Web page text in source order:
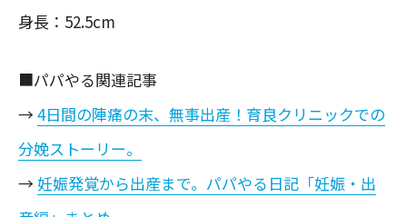
身長：52.5cm
■パパやる関連記事
→4日間の陣痛の末、無事出産！育良クリニックでの
分娩ストーリー。
→妊娠発覚から出産まで。パパやる日記「妊娠・出